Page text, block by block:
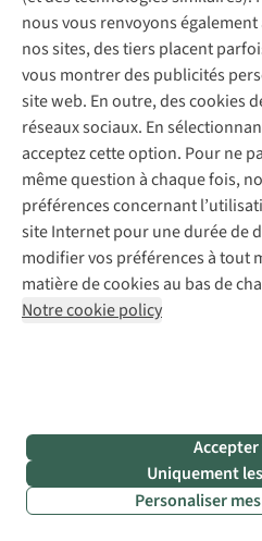
nous vous renvoyons
nos sites, des tiers placent
vous montrer des publicités
site web. En outre, des cookies
réseaux sociaux. En
acceptez cette option. Pour ne
même question à chaque fois,
préférences concernant
site Internet pour une durée de
modifier vos préférences à tout
matière de cookies au bas de
Notre cookie policy
Uniquement
Personaliser
Questions fréquentes
Commander
Payer
À propos de nous
Travailler chez A.S.Adventure